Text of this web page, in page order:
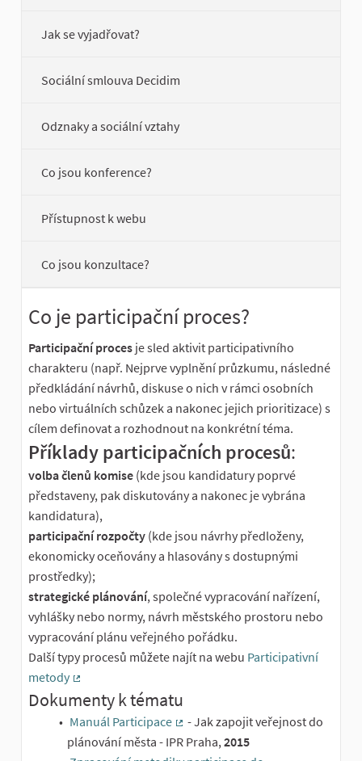
Jak se vyjadřovat?
Sociální smlouva Decidim
Odznaky a sociální vztahy
Co jsou konference?
Přístupnost k webu
Co jsou konzultace?
Co je participační proces?
Participační proces je sled aktivit participativního
charakteru (např. Nejprve vyplnění průzkumu, následné
předkládání návrhů, diskuse o nich v rámci osobních
nebo virtuálních schůzek a nakonec jejich prioritizace) s
cílem definovat a rozhodnout na konkrétní téma.
Příklady participačních procesů:
volba členů komise (kde jsou kandidatury poprvé
představeny, pak diskutovány a nakonec je vybrána
kandidatura),
participační rozpočty (kde jsou návrhy předloženy,
ekonomicky oceňovány a hlasovány s dostupnými
prostředky);
strategické plánování, společné vypracování nařízení,
vyhlášky nebo normy, návrh městského prostoru nebo
vypracování plánu veřejného pořádku.
Další typy procesů můžete najít na webu Participativní
metody
(Externí odkaz)
Dokumenty k tématu
Manuál Participace
(Externí odkaz)
- Jak zapojit veřejnost do
plánování města - IPR Praha,2015